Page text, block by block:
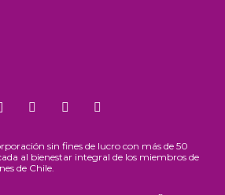
sin fines de lucro con más de 50
al bienestar integral de los miembros de
de Chile.